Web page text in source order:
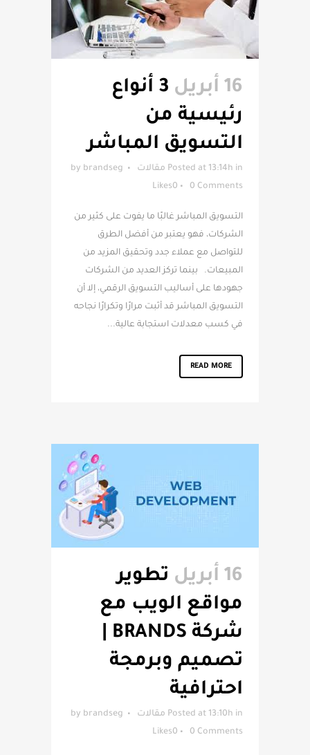
16 أبريل
3 أنواع
رئيسية من
التسويق المباشر
Posted at 13:14h in مقالات by brandseg
0 Comments
0
Likes
التسويق المباشر غالبًا ما يفوت على كثير من
الشركات، فهو يعتبر من أفضل الطرق
للتواصل مع عملاء جدد وتحقيق المزيد من
المبيعات. بينما تركز العديد من الشركات
جهودها على أساليب التسويق الرقمي، إلا أن
التسويق المباشر قد أثبت مرارًا وتكرارًا نجاحه
في كسب معدلات استجابة عالية...
READ MORE
16 أبريل
تطوير
مواقع الويب مع
تصميم وبرمجة
احترافية
Posted at 13:10h in مقالات by brandseg
0 Comments
0
Likes